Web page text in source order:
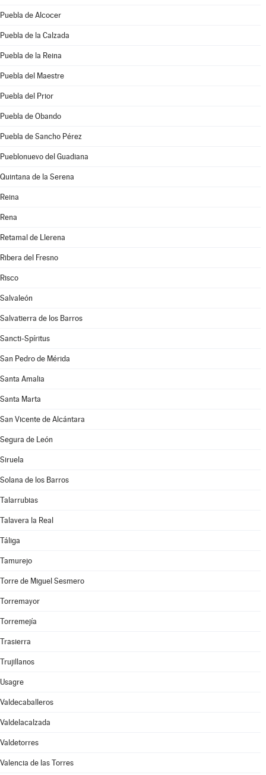
Puebla de Alcocer
Puebla de la Calzada
Puebla de la Reina
Puebla del Maestre
Puebla del Prior
Puebla de Obando
Puebla de Sancho Pérez
Pueblonuevo del Guadiana
Quintana de la Serena
Reina
Rena
Retamal de Llerena
Ribera del Fresno
Risco
Salvaleón
Salvatierra de los Barros
Sancti-Spíritus
San Pedro de Mérida
Santa Amalia
Santa Marta
San Vicente de Alcántara
Segura de León
Siruela
Solana de los Barros
Talarrubias
Talavera la Real
Táliga
Tamurejo
Torre de Miguel Sesmero
Torremayor
Torremejía
Trasierra
Trujillanos
Usagre
Valdecaballeros
Valdelacalzada
Valdetorres
Valencia de las Torres